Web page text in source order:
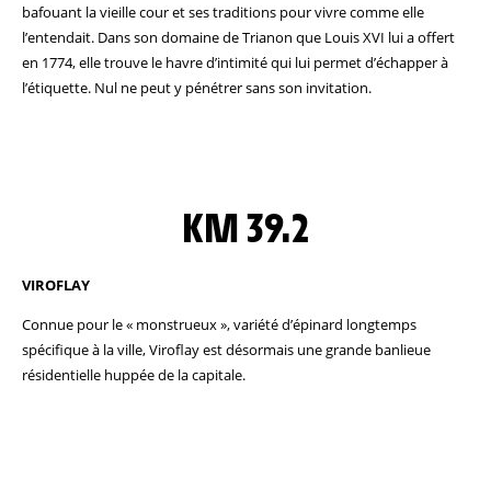
bafouant la vieille cour et ses traditions pour vivre comme elle
l’entendait. Dans son domaine de Trianon que Louis XVI lui a offert
en 1774, elle trouve le havre d’intimité qui lui permet d’échapper à
l’étiquette. Nul ne peut y pénétrer sans son invitation.
KM 39.2
VIROFLAY
Connue pour le « monstrueux », variété d’épinard longtemps
spécifique à la ville, Viroflay est désormais une grande banlieue
résidentielle huppée de la capitale.